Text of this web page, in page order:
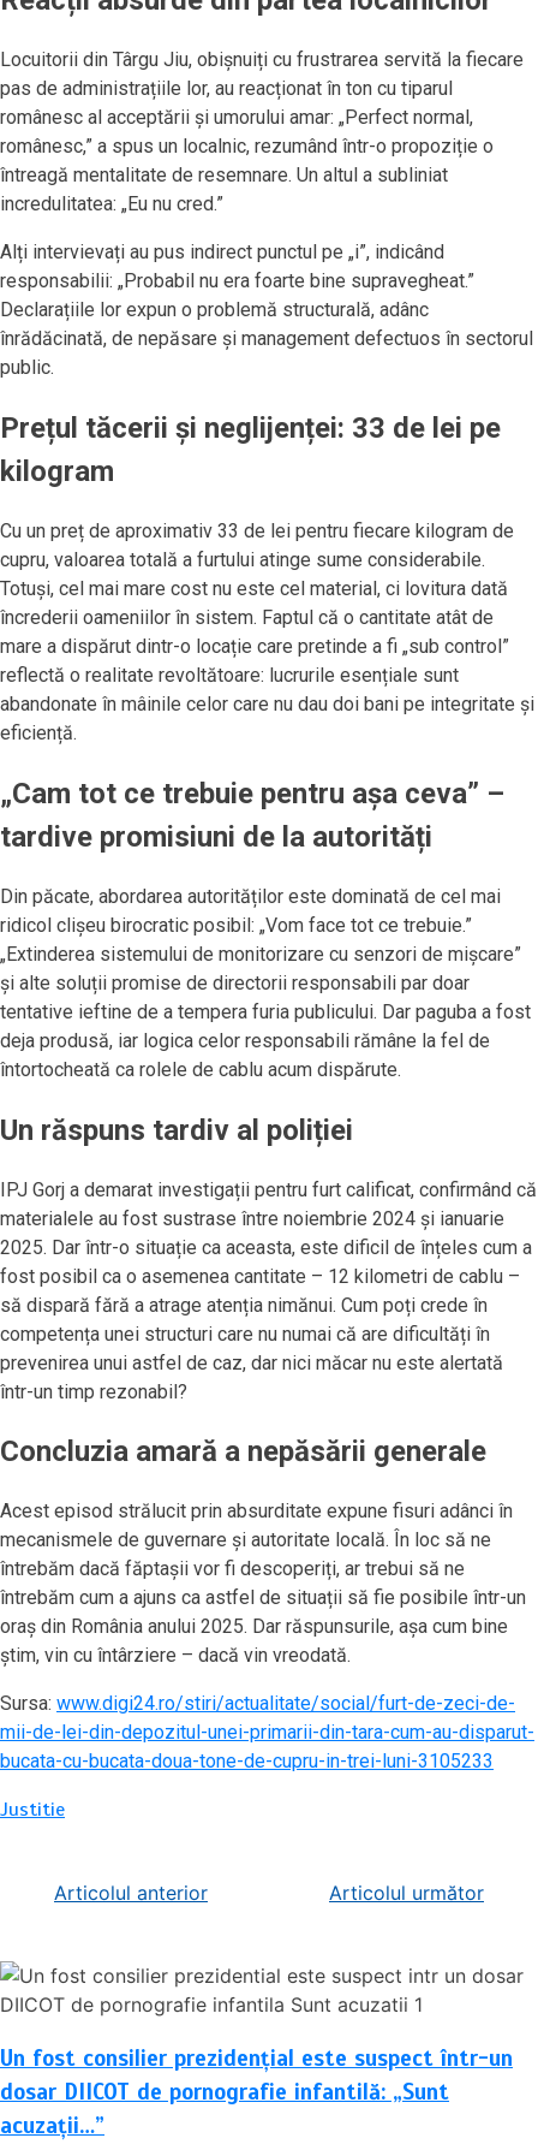
Locuitorii din Târgu Jiu, obișnuiți cu frustrarea servită la fiecare
pas de administrațiile lor, au reacționat în ton cu tiparul
românesc al acceptării și umorului amar: „Perfect normal,
românesc,” a spus un localnic, rezumând într-o propoziție o
întreagă mentalitate de resemnare. Un altul a subliniat
incredulitatea: „Eu nu cred.”
Alți intervievați au pus indirect punctul pe „i”, indicând
responsabilii: „Probabil nu era foarte bine supravegheat.”
Declarațiile lor expun o problemă structurală, adânc
înrădăcinată, de nepăsare și management defectuos în sectorul
public.
Prețul tăcerii și neglijenței: 33 de lei pe
kilogram
Cu un preț de aproximativ 33 de lei pentru fiecare kilogram de
cupru, valoarea totală a furtului atinge sume considerabile.
Totuși, cel mai mare cost nu este cel material, ci lovitura dată
încrederii oameniilor în sistem. Faptul că o cantitate atât de
mare a dispărut dintr-o locație care pretinde a fi „sub control”
reflectă o realitate revoltătoare: lucrurile esențiale sunt
abandonate în mâinile celor care nu dau doi bani pe integritate și
eficiență.
„Cam tot ce trebuie pentru aşa ceva” –
tardive promisiuni de la autorități
Din păcate, abordarea autorităților este dominată de cel mai
ridicol clișeu birocratic posibil: „Vom face tot ce trebuie.”
„Extinderea sistemului de monitorizare cu senzori de mișcare”
și alte soluții promise de directorii responsabili par doar
tentative ieftine de a tempera furia publicului. Dar paguba a fost
deja produsă, iar logica celor responsabili rămâne la fel de
întortocheată ca rolele de cablu acum dispărute.
Un răspuns tardiv al poliției
IPJ Gorj a demarat investigații pentru furt calificat, confirmând că
materialele au fost sustrase între noiembrie 2024 și ianuarie
2025. Dar într-o situație ca aceasta, este dificil de înțeles cum a
fost posibil ca o asemenea cantitate – 12 kilometri de cablu –
să dispară fără a atrage atenția nimănui. Cum poți crede în
competența unei structuri care nu numai că are dificultăți în
prevenirea unui astfel de caz, dar nici măcar nu este alertată
într-un timp rezonabil?
Concluzia amară a nepăsării generale
Acest episod strălucit prin absurditate expune fisuri adânci în
mecanismele de guvernare și autoritate locală. În loc să ne
întrebăm dacă făptașii vor fi descoperiți, ar trebui să ne
întrebăm cum a ajuns ca astfel de situații să fie posibile într-un
oraș din România anului 2025. Dar răspunsurile, așa cum bine
știm, vin cu întârziere – dacă vin vreodată.
Sursa: www.digi24.ro/stiri/actualitate/social/furt-de-zeci-de-
mii-de-lei-din-depozitul-unei-primarii-din-tara-cum-au-disparut-
bucata-cu-bucata-doua-tone-de-cupru-in-trei-luni-3105233
Justitie
Navigare
articole
Articolul anterior Articolul următor
Un fost consilier prezidențial este suspect într-un
dosar DIICOT de pornografie infantilă: „Sunt
acuzații…”